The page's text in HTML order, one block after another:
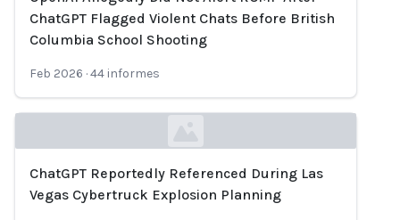
ChatGPT Flagged Violent Chats Before British
Columbia School Shooting
Feb 2026 ·44 informes
Loading...
ChatGPT Reportedly Referenced During Las
Vegas Cybertruck Explosion Planning